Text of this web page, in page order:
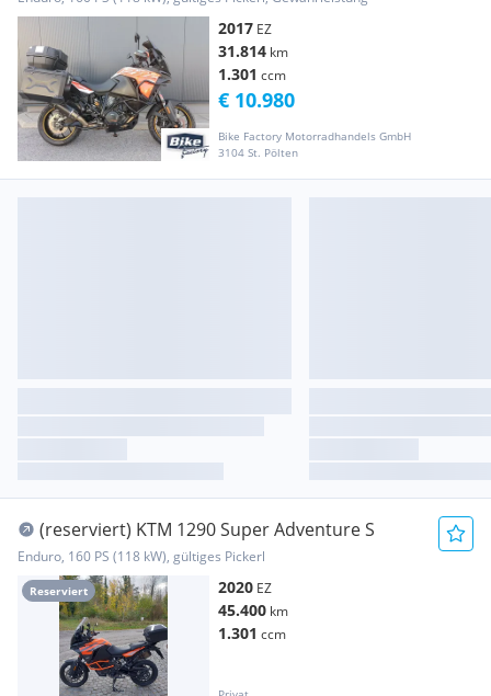
2017 EZ
31.814 km
1.301 ccm
Bike Factory Motorradhandels GmbH
3104 St. Pölten
€ 10.980
Reserviert
(reserviert) KTM 1290 Super Adventure S
Enduro, 160 PS (118 kW), gültiges Pickerl
2020 EZ
45.400 km
1.301 ccm